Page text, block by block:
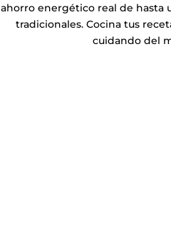
ahorro energético real de hasta
tradicionales. Cocina tus
cuidando del